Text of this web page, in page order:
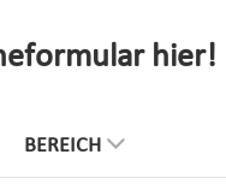
hier!
BEREICH